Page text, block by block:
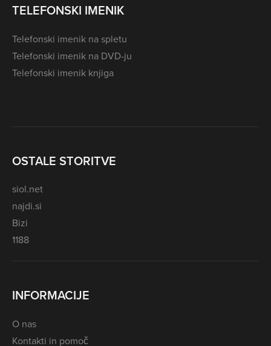
TELEFONSKI IMENIK
Telefonski imenik na spletu
Telefonski imenik na DVD-ju
Telefonski imenik knjiga
OSTALE STORITVE
siol.net
najdi.si
Bizi
1188
INFORMACIJE
O nas
Kontakti in pomoč